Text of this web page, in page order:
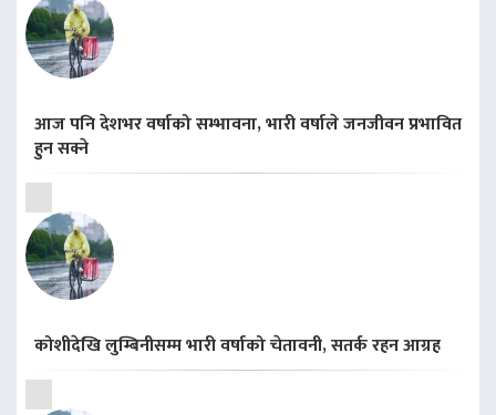
आज पनि देशभर वर्षाको सम्भावना, भारी वर्षाले जनजीवन प्रभावित
हुन सक्ने
कोशीदेखि लुम्बिनीसम्म भारी वर्षाको चेतावनी, सतर्क रहन आग्रह